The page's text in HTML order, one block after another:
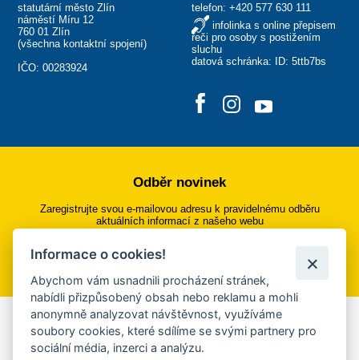
statutární město Zlín
náměstí Míru 12
760 01 Zlín
(všechna kontaktní spojení)
IČO: 00283924
telefon: +420 577 630 111
infolinka s online přepisem
řeči pro osoby s postižením
sluchu
datová schránka: ID: 5ttb7bs
Odběr novinek
Zaregistrujte svou e-mailovou adresu k pravidelnému odběru
aktuálních informací z našeho webu
Přihlásit se k odběru
Aplikace Mobilní rozhlas
Chcete dostávat do svého mobilu či mailu upozornění na
Informace o cookies!
Abychom vám usnadnili procházení stránek,
nabídli přizpůsobený obsah nebo reklamu a mohli
anonymně analyzovat návštěvnost, využíváme
soubory cookies, které sdílíme se svými partnery pro
sociální média, inzerci a analýzu.